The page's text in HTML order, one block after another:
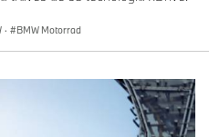
· BMW Motorrad